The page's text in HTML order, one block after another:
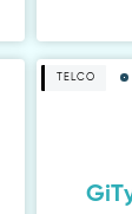
TELCO